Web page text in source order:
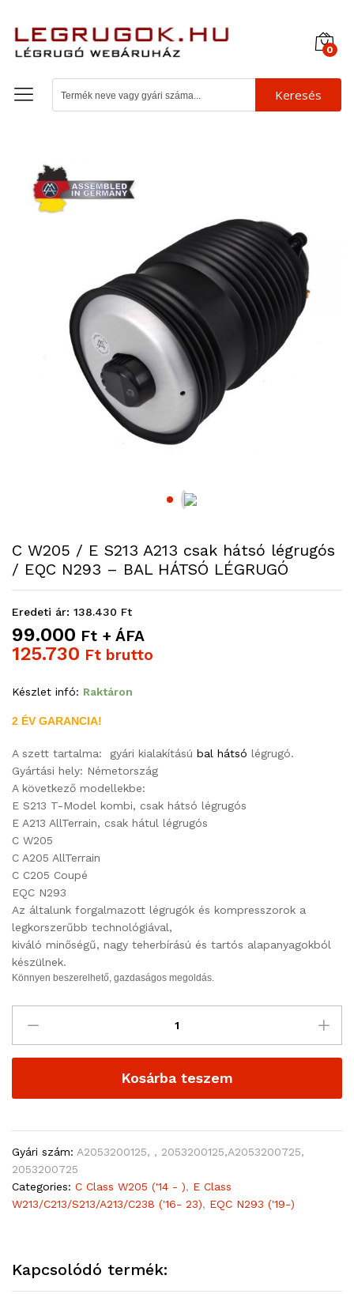
0
Keresés
C W205 / E S213 A213 csak hátsó légrugós
/ EQC N293 – BAL HÁTSÓ LÉGRUGÓ
Eredeti ár: 138.430 Ft
99.000 Ft + ÁFA
125.730 Ft brutto
Készlet infó: Raktáron
2 ÉV GARANCIA!
A szett tartalma: gyári kialakítású bal hátsó légrugó.
Gyártási hely: Németország
A következő modellekbe:
E S213 T-Model kombi, csak hátsó légrugós
E A213 AllTerrain, csak hátul légrugós
C W205
C A205 AllTerrain
C C205 Coupé
EQC N293
Az általunk forgalmazott légrugók és kompresszorok a
legkorszerűbb technológiával,
kiváló minőségű, nagy teherbírású és tartós alapanyagokból
készülnek.
Könnyen beszerelhető, gazdaságos megoldás.
Kosárba teszem
Gyári szám: A2053200125, , 2053200125,A2053200725,
2053200725
Categories: C Class W205 ('14 - ), E Class
W213/C213/S213/A213/C238 ('16- 23), EQC N293 ('19-)
Kapcsolódó termék: